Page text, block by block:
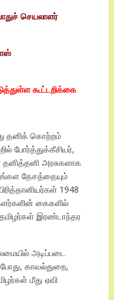
செயலாளர்
கூட்டறிக்கை
தனிக் கொற்றம்
போர்த்துக்கீசியர்,
தனித்தனி அரசுகளாக
தேசத்தையும்
1948
கைகளில்
இரண்டாந்தர
அடிப்படை
காவல்துறை,
மீது ஏவி